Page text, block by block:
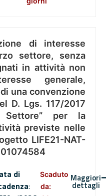
di interesse
settore, senza
in attività non
generale,
una convenzione
D. Lgs. 117/2017
Settore” per la
previste nelle
LIFE21-NAT-
di
:
Scaduto
da:
Maggiori
dettagli